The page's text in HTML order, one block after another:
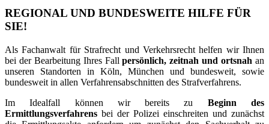
REGIONAL UND BUNDESWEITE HILFE FÜR
SIE!
Als Fachanwalt für Strafrecht und Verkehrsrecht helfen wir Ihnen
bei der Bearbeitung Ihres Fallpersönlich, zeitnah und ortsnah an
unseren Standorten in Köln, München und bundesweit, sowie
bundesweit in allen Verfahrensabschnitten des Strafverfahrens.
Im Idealfall können wir bereits zu Beginn des
Ermittlungsverfahrens bei der Polizei einschreiten und zunächst